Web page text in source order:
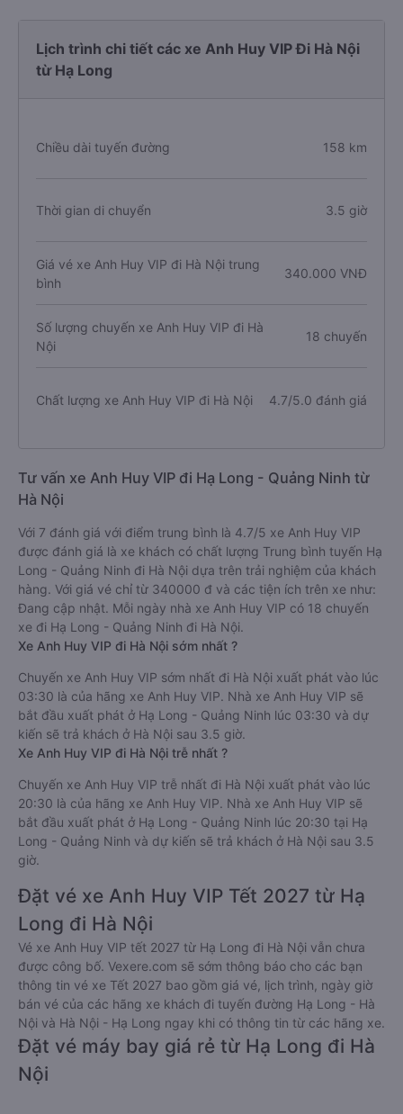
Lịch trình chi tiết các xe Anh Huy VIP Đi Hà Nội
từ Hạ Long
Chiều dài tuyến đường 158 km
Thời gian di chuyển 3.5 giờ
Giá vé xe Anh Huy VIP đi Hà Nội trung
bình
340.000 VNĐ
Số lượng chuyến xe Anh Huy VIP đi Hà
Nội
18 chuyến
Chất lượng xe Anh Huy VIP đi Hà Nội 4.7/5.0 đánh giá
Tư vấn xe Anh Huy VIP đi Hạ Long - Quảng Ninh từ
Hà Nội
Với 7 đánh giá với điểm trung bình là 4.7/5 xe Anh Huy VIP
được đánh giá là xe khách có chất lượng Trung bình tuyến Hạ
Long - Quảng Ninh đi Hà Nội dựa trên trải nghiệm của khách
hàng. Với giá vé chỉ từ 340000 đ và các tiện ích trên xe như:
Đang cập nhật. Mỗi ngày nhà xe Anh Huy VIP có 18 chuyến
xe đi Hạ Long - Quảng Ninh đi Hà Nội.
Xe Anh Huy VIP đi Hà Nội sớm nhất ?
Chuyến xe Anh Huy VIP sớm nhất đi Hà Nội xuất phát vào lúc
03:30 là của hãng xe Anh Huy VIP. Nhà xe Anh Huy VIP sẽ
bắt đầu xuất phát ở Hạ Long - Quảng Ninh lúc 03:30 và dự
kiến sẽ trả khách ở Hà Nội sau 3.5 giờ.
Xe Anh Huy VIP đi Hà Nội trễ nhất ?
Chuyến xe Anh Huy VIP trễ nhất đi Hà Nội xuất phát vào lúc
20:30 là của hãng xe Anh Huy VIP. Nhà xe Anh Huy VIP sẽ
bắt đầu xuất phát ở Hạ Long - Quảng Ninh lúc 20:30 tại Hạ
Long - Quảng Ninh và dự kiến sẽ trả khách ở Hà Nội sau 3.5
giờ.
Đặt vé xe Anh Huy VIP Tết 2027 từ Hạ
Long đi Hà Nội
Vé xe Anh Huy VIP tết 2027 từ Hạ Long đi Hà Nội vẫn chưa
được công bố. Vexere.com sẽ sớm thông báo cho các bạn
thông tin vé xe Tết 2027 bao gồm giá vé, lịch trình, ngày giờ
bán vé của các hãng xe khách đi tuyến đường Hạ Long - Hà
Nội và Hà Nội - Hạ Long ngay khi có thông tin từ các hãng xe.
Đặt vé máy bay giá rẻ từ Hạ Long đi Hà
Nội